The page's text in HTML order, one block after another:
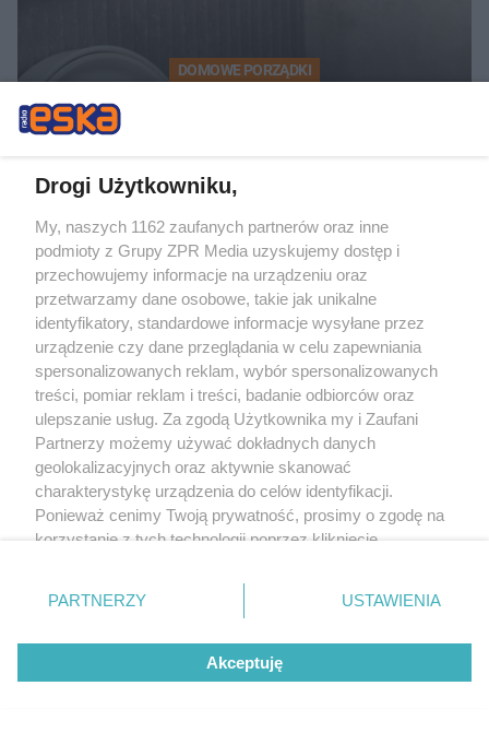
DOMOWE PORZĄDKI
Hiszpański sposób na czystą
osady przez noc
RZADKIE IMIONA
To imię brzmi jak nazwa
Polsce nosi je zaledwie 3
kobiety
Drogi Użytkowniku,
My, naszych 1162 zaufanych partnerów oraz inne
podmioty z Grupy ZPR Media uzyskujemy dostęp i
przechowujemy informacje na urządzeniu oraz
przetwarzamy dane osobowe, takie jak unikalne
identyfikatory, standardowe informacje wysyłane przez
urządzenie czy dane przeglądania w celu zapewniania
spersonalizowanych reklam, wybór spersonalizowanych
treści, pomiar reklam i treści, badanie odbiorców oraz
ulepszanie usług. Za zgodą Użytkownika my i Zaufani
Partnerzy możemy używać dokładnych danych
geolokalizacyjnych oraz aktywnie skanować
charakterystykę urządzenia do celów identyfikacji.
Ponieważ cenimy Twoją prywatność, prosimy o zgodę na
korzystanie z tych technologii poprzez kliknięcie
zmienić/wycofać klikając przycisk ustawień prywatności
znajdujący się w lewym dolnym rogu strony
rodzaje przetwarzania danych nie wymagają zgody
użytkownika, ale masz prawo sprzeciwić się takiemu
przetwarzaniu. Preferencje będą miały zastosowanie tylko
PARTNERZY USTAWIENIA
Akceptuję